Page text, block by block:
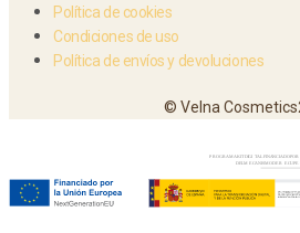
Política de cookies
Condiciones de uso
Política de envíos y devoluciones
© Velna